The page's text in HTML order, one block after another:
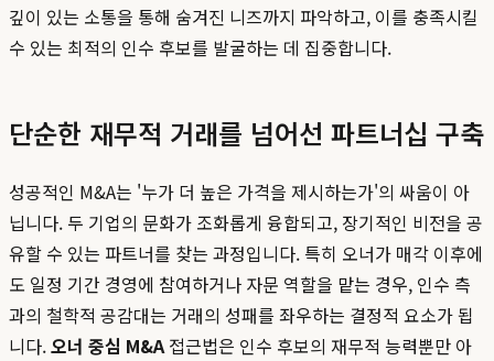
깊이 있는 소통을 통해 숨겨진 니즈까지 파악하고, 이를 충족시킬
수 있는 최적의 인수 후보를 발굴하는 데 집중합니다.
단순한 재무적 거래를 넘어선 파트너십 구축
성공적인 M&A는 '누가 더 높은 가격을 제시하는가'의 싸움이 아
닙니다. 두 기업의 문화가 조화롭게 융합되고, 장기적인 비전을 공
유할 수 있는 파트너를 찾는 과정입니다. 특히 오너가 매각 이후에
도 일정 기간 경영에 참여하거나 자문 역할을 맡는 경우, 인수 측
과의 철학적 공감대는 거래의 성패를 좌우하는 결정적 요소가 됩
니다.오너 중심 M&A접근법은 인수 후보의 재무적 능력뿐만 아